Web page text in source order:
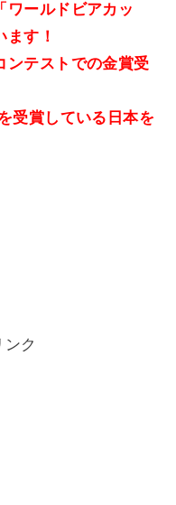
ワールドビアカッ
す！
ンテストでの金賞受
受賞している日本を
ク